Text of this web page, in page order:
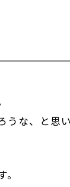
うな、と思